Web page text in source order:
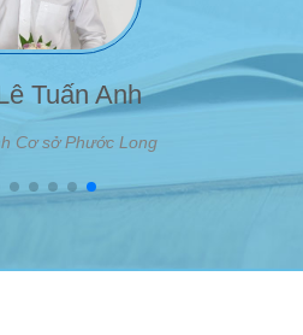
Tuấn Anh
Cơ sở Phước Long